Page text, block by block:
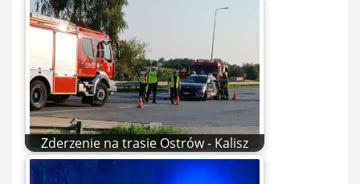
Zderzenie na trasie Ostrów - Kalisz